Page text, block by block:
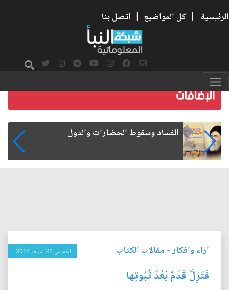
الرئيسية | كل المواضيع | اتصل بنا
الحضارات والدول رواتب
آراء وافكار- مقالات الكتاب الخميس 22 شباط 2024
فَتَزِلَّ قَدَمٌ بَعْدَ ثُبُوتِها